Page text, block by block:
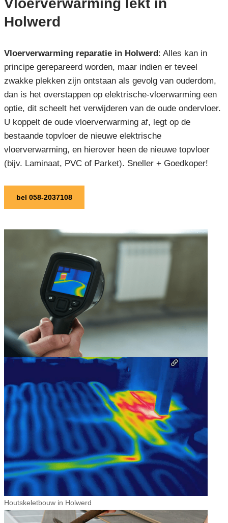
Holwerd
Vloerverwarming reparatie in Holwerd: Alles kan in
principe gerepareerd worden, maar indien er teveel
zwakke plekken zijn ontstaan als gevolg van ouderdom,
dan is het overstappen op elektrische-vloerwarming een
optie, dit scheelt het verwijderen van de oude ondervloer.
U koppelt de oude vloerverwarming af, legt op de
bestaande topvloer de nieuwe elektrische
vloerverwarming, en hierover heen de nieuwe topvloer
(bijv. Laminaat, PVC of Parket). Sneller + Goedkoper!
bel 058-2037108
Houtskeletbouw in Holwerd